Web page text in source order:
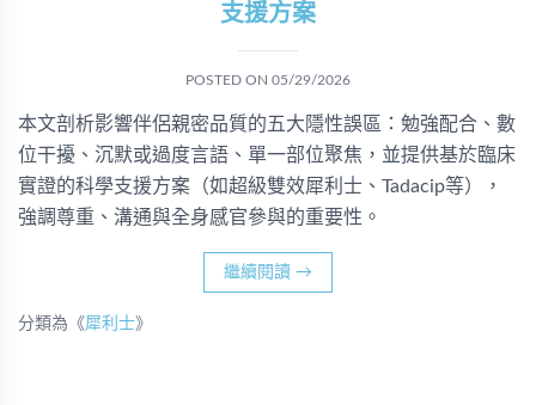
支援方案
POSTED ON 05/29/2026
本文剖析影響伴侶親密品質的五大隱性誤區：勉強配合、數
位干擾、沉默或過度言語、單一部位聚焦，並提供基於臨床
實證的科學支援方案（如超級雙效犀利士、Tadacip等），
強調尊重、溝通與全身感官參與的重要性。
繼續閱讀 →
分類為《犀利士》